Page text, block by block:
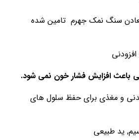
سنگ نمک جهرم تامین شده
باعث افزایش فشار خون نمی شود.
و مغذی برای حفظ سلول های
ید طبیعی